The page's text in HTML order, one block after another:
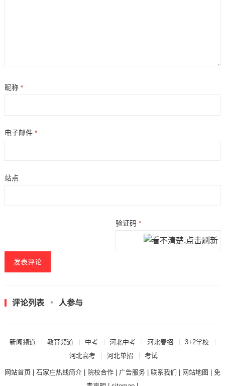
昵称 *
电子邮件 *
站点
验证码*
评论列表 人参与
新闻频道 教育频道 中考 河北中考 河北春招
3+2学校
河北高考
河北单招 考试
网站首页| 石家庄热线简介| 院校合作| 广告服务| 联系我们 网站地图
免